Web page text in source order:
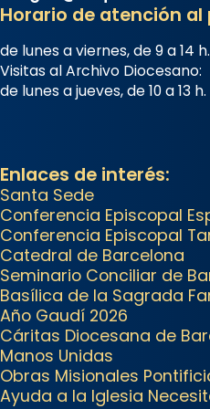
concelebrat el
Barcelona,
📸 Dr. G. Simón
2 weeks ago
Memòria de
Semproniana,
Acompanyant
Cugat, a partir
sorgeix la
Juliana
Semproniana
Horario de atención al
de lunes a viernes, de 9 a 14 h.
Visitas al Archivo Diocesano:
de lunes a jueves, de 10 a 13 h.
Enlaces de interés:
Santa Sede
Conferencia Episcopal
Conferencia Episcopal
Catedral de Barcelona
Seminario Conciliar de
Basílica de la Sagrada
Año Gaudí 2026
Cáritas Diocesana de
Manos Unidas
Obras Misionales
Ayuda a la Iglesia